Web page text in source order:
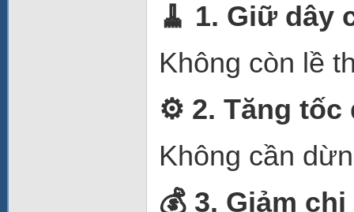
🧹 1. Giữ dây
Không còn lề
⚙️ 2. Tăng tốc
Không cần
💰 3. Giảm